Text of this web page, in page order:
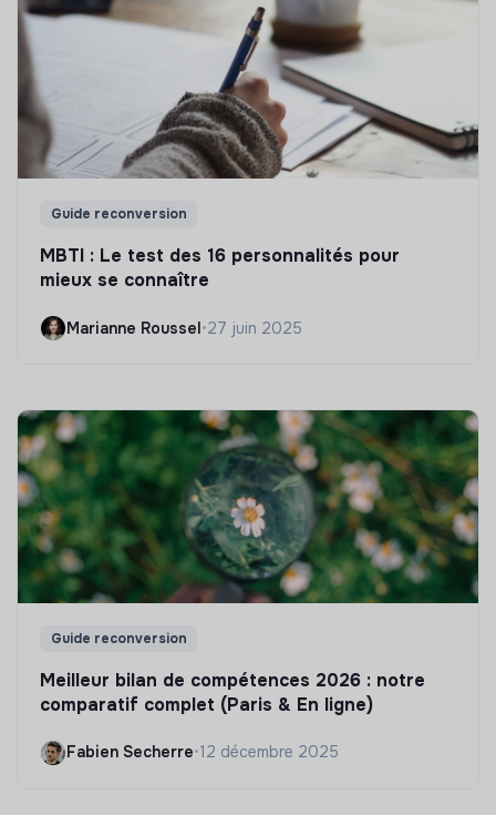
Guide reconversion
MBTI : Le test des 16 personnalités pour
mieux se connaître
Marianne Roussel•27 juin 2025
Guide reconversion
Meilleur bilan de compétences 2026 : notre
comparatif complet (Paris & En ligne)
Fabien Secherre•12 décembre 2025